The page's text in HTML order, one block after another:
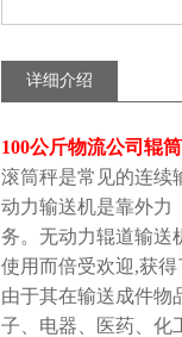
详细介绍
100公斤物流公司辊
滚筒秤是常见的连续
动力输送机是靠外力
务。无动力辊道输送
使用而倍受欢迎,获得
由于其在输送成件物
子、电器、医药、化